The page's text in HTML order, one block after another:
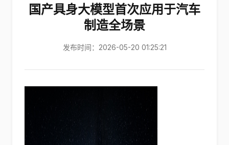
国产具身大模型首次应用于汽车
制造全场景
发布时间：2026-05-20 01:25:21